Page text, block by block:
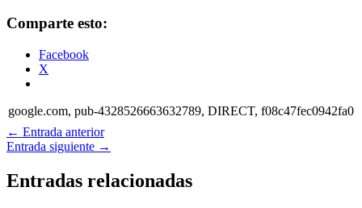
Comparte esto:
Facebook
X
google.com, pub-4328526663632789, DIRECT, f08c47fec0942fa0
← Entrada anterior
Entrada siguiente →
Entradas relacionadas